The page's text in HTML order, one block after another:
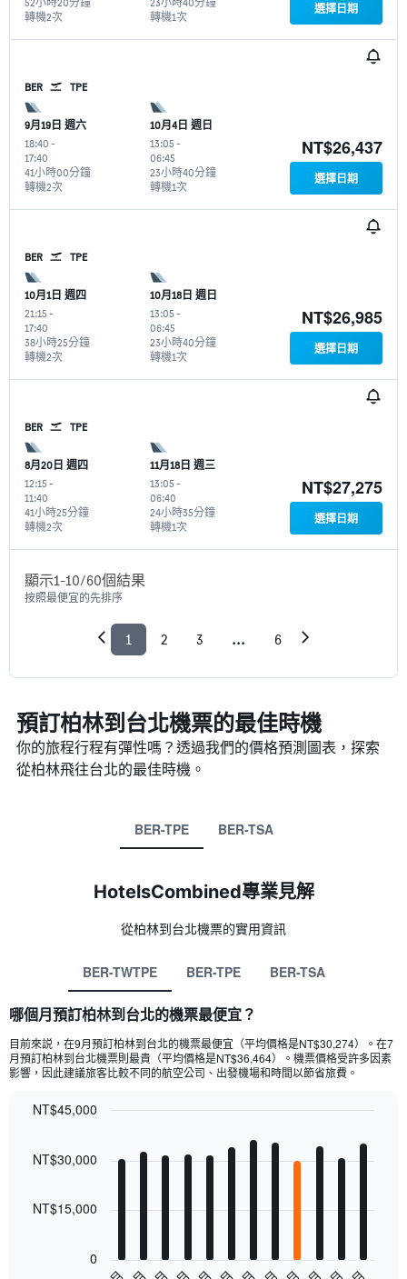
轉機2次 轉機1次
選擇日期
BER TPE
9月19日 週六
18:40 -
17:40
轉機2次
41小時00分鐘
10月4日 週日
13:05 -
06:45
轉機1次
23小時40分鐘
NT$26,437
選擇日期
BER TPE
10月1日 週四
21:15 -
17:40
轉機2次
38小時25分鐘
10月18日 週日
13:05 -
06:45
轉機1次
23小時40分鐘
NT$26,985
選擇日期
BER TPE
8月20日 週四
12:15 -
11:40
轉機2次
41小時25分鐘
11月18日 週三
13:05 -
06:40
轉機1次
24小時35分鐘
NT$27,275
選擇日期
顯示1-10/60個結果
按照最便宜的先排序
1 2 3 ... 6
預訂柏林到台北機票的最佳時機
你的旅程行程有彈性嗎？透過我們的價格預測圖表，探索
從柏林​飛往台北的最佳時機。
BER-TPE BER-TSA
HotelsCombined專業見解
從柏林​到台北​機票的實用資訊
BER-TWTPE BER-TPE BER-TSA
哪個月預訂柏林到台北的機票最便宜？
目前來説，在9月預訂柏林​到台北​的機票最便宜（平均價格是NT$30,274​）。在7
月​預訂柏林​到台北​機票則最貴（平均價格是NT$36,464​）。機票價格受許多因素
影響，因此建議旅客比較不同的航空公司、出發機場和時間以節省旅費。
with
0
NT$15,000
NT$30,000
NT$45,000